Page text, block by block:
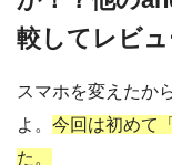
較してレビュ
スマホを変えたか
よ。 今回は初めて
た。